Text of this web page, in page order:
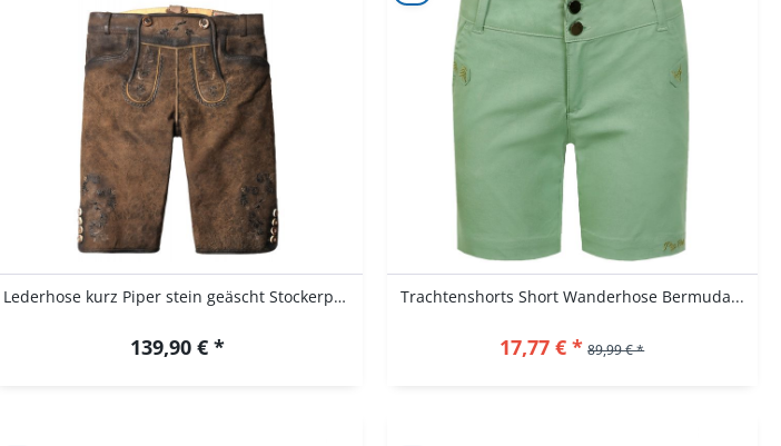
Lederhose kurz Piper stein geäscht Stockerpoint
139,90 € *
Trachtenshorts Short Wanderhose Bermuda...
17,77 € * 89,99 € *